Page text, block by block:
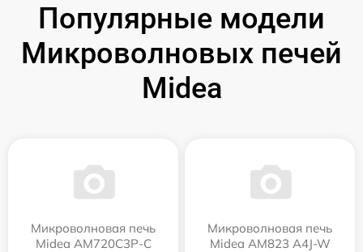
Популярные модели
Микроволновых печей
Midea
Микроволновая печь
Midea AM720C3P-C
Микроволновая печь
Midea AM823 A4J-W